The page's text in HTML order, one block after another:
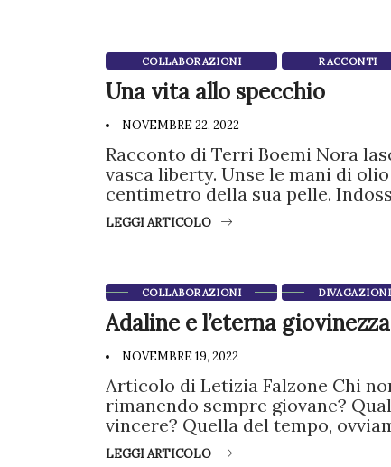
COLLABORAZIONI RACCONTI
Una vita allo specchio
NOVEMBRE 22, 2022
Racconto di Terri Boemi Nora
vasca liberty. Unse le mani di
centimetro della sua pelle.
LEGGI ARTICOLO
COLLABORAZIONI DIVAGAZIONI
Adaline e l’eterna giovinezza
NOVEMBRE 19, 2022
Articolo di Letizia Falzone Chi
rimanendo sempre giovane?
vincere? Quella del tempo,
LEGGI ARTICOLO